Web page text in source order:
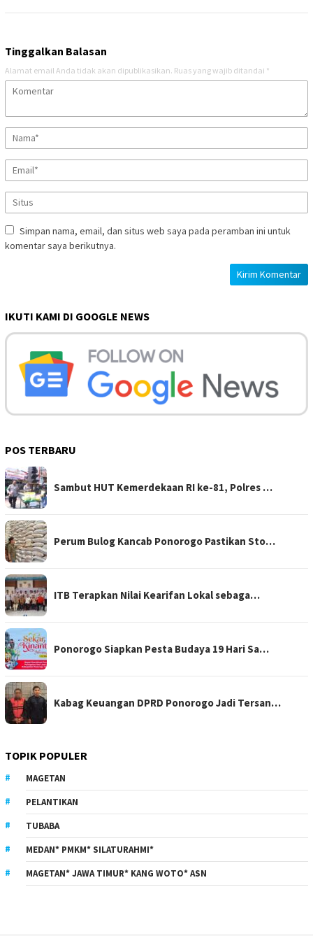
Tinggalkan Balasan
Alamat email Anda tidak akan dipublikasikan. Ruas yang wajib ditandai *
Simpan nama, email, dan situs web saya pada peramban ini untuk
komentar saya berikutnya.
IKUTI KAMI DI GOOGLE NEWS
POS TERBARU
Sambut HUT Kemerdekaan RI ke-81, Polres …
Perum Bulog Kancab Ponorogo Pastikan Sto…
ITB Terapkan Nilai Kearifan Lokal sebaga…
Ponorogo Siapkan Pesta Budaya 19 Hari Sa…
Kabag Keuangan DPRD Ponorogo Jadi Tersan…
TOPIK POPULER
MAGETAN
PELANTIKAN
TUBABA
MEDAN* PMKM* SILATURAHMI*
MAGETAN* JAWA TIMUR* KANG WOTO* ASN